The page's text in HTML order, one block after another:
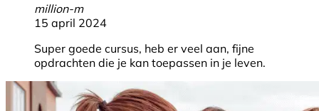
million-m
15 april 2024
Super goede cursus, heb er veel aan, fijne
opdrachten die je kan toepassen in je leven.